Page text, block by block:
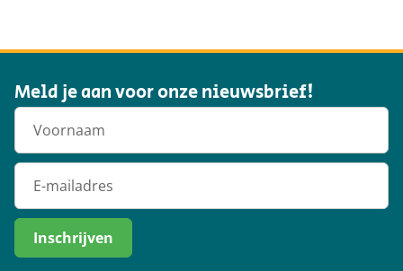
Meld je aan voor onze nieuwsbrief!
Inschrijven